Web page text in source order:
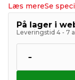
Læs mereSe
På lager i
Leveringstid 4 - 7
-